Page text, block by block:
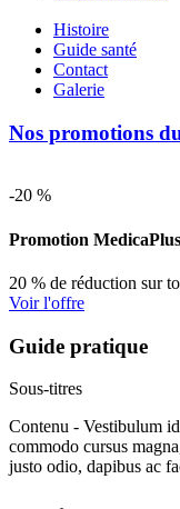
Histoire
Guide santé
Contact
Galerie
Nos promotions
-20 %
Promotion MedicaPlus
20 % de réduction sur
Voir l'offre
Guide pratique
Sous-titres
Contenu - Vestibulum
commodo cursus
justo odio, dapibus ac